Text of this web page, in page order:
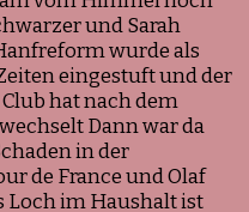
und Sarah
wurde als
eingestuft und der
hat nach dem
Dann war da
in der
de France und Olaf
Loch im Haushalt ist